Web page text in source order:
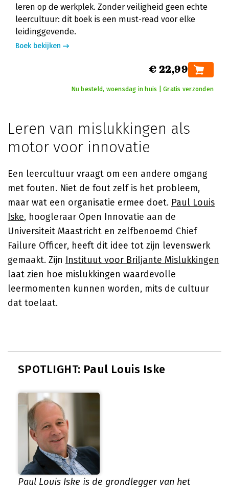
leren op de werkplek. Zonder veiligheid geen echte
leercultuur: dit boek is een must-read voor elke
leidinggevende.
Boek bekijken
€ 22,99
Nu besteld, woensdag in huis | Gratis verzonden
Leren van mislukkingen als
motor voor innovatie
Een leercultuur vraagt om een andere omgang
met fouten. Niet de fout zelf is het probleem,
maar wat een organisatie ermee doet. Paul Louis
Iske, hoogleraar Open Innovatie aan de
Universiteit Maastricht en zelfbenoemd Chief
Failure Officer, heeft dit idee tot zijn levenswerk
gemaakt. Zijn Instituut voor Briljante Mislukkingen
laat zien hoe mislukkingen waardevolle
leermomenten kunnen worden, mits de cultuur
dat toelaat.
SPOTLIGHT: Paul Louis Iske
Paul Louis Iske is de grondlegger van het